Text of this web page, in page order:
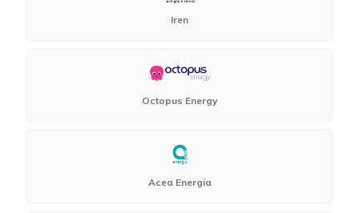
Iren
Octopus Energy
Acea Energia